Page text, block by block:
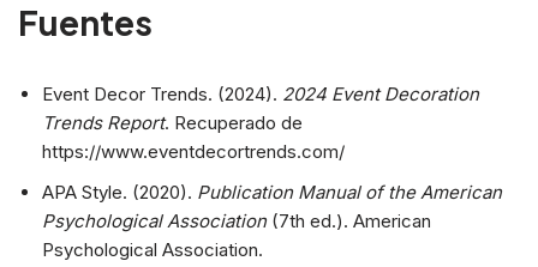
Fuentes
Event Decor Trends. (2024). 2024 Event Decoration
Trends Report. Recuperado de
https://www.eventdecortrends.com/
APA Style. (2020). Publication Manual of the American
Psychological Association(7th ed.). American
Psychological Association.